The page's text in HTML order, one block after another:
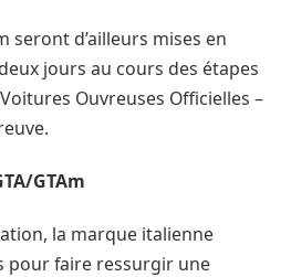
seront d’ailleurs mises en
jours au cours des étapes
Ouvreuses Officielles –
GTAm
la marque italienne
pour faire ressurgir une